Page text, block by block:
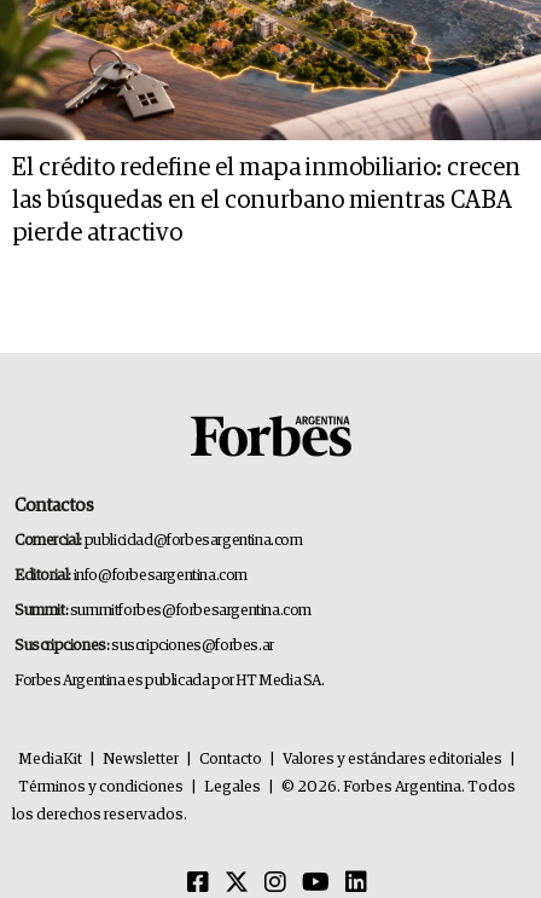
El crédito redefine el mapa inmobiliario: crecen
las búsquedas en el conurbano mientras CABA
pierde atractivo
Contactos
Comercial:publicidad@forbesargentina.com
Editorial:info@forbesargentina.com
Summit:summitforbes@forbesargentina.com
Suscripciones:suscripciones@forbes.ar
Forbes Argentina es publicada por HT Media SA.
MediaKit Newsletter Contacto Valores y estándares editoriales
Términos y condiciones
Legales
© 2026. Forbes Argentina. Todos
los derechos reservados.